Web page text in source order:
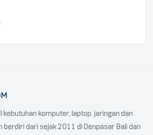
kebutuhan komputer, laptop, jaringan dan
berdiri dari sejak 2011 di Denpasar Bali dan